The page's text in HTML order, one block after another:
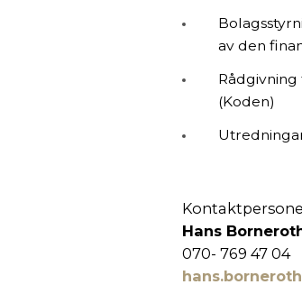
av den
(Koden)
Hans
070- 769 47 04